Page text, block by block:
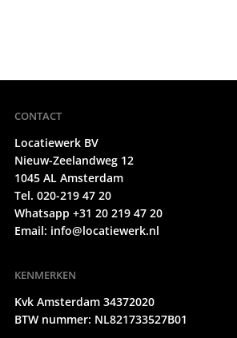
CONTACT
Locatiewerk BV
Nieuw-Zeelandweg 12
1045 AL Amsterdam
Tel. 020-219 47 20
Whatsapp +31 20 219 47 20
Email: info@locatiewerk.nl
KENMERKEN
Kvk Amsterdam 34372020
BTW nummer: NL821733527B01